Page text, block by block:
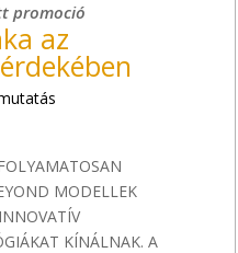
promoció
az
MODELLEK
KÍNÁLNAK. A